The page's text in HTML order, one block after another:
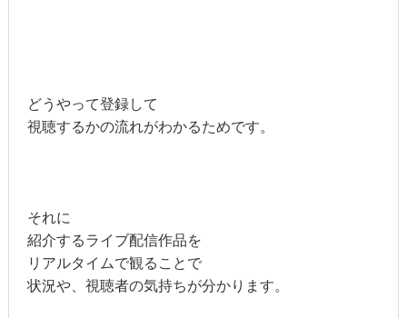
どうやって登録して
視聴するかの流れがわかるためです。
それに
紹介するライブ配信作品を
リアルタイムで観ることで
状況や、視聴者の気持ちが分かります。